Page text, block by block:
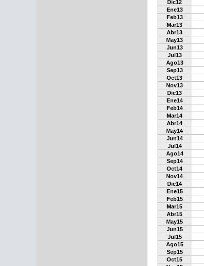
Dic12
Ene13
Feb13
Mar13
Abr13
May13
Jun13
Jul13
Ago13
Sep13
Oct13
Nov13
Dic13
Ene14
Feb14
Mar14
Abr14
May14
Jun14
Jul14
Ago14
Sep14
Oct14
Nov14
Dic14
Ene15
Feb15
Mar15
Abr15
May15
Jun15
Jul15
Ago15
Sep15
Oct15